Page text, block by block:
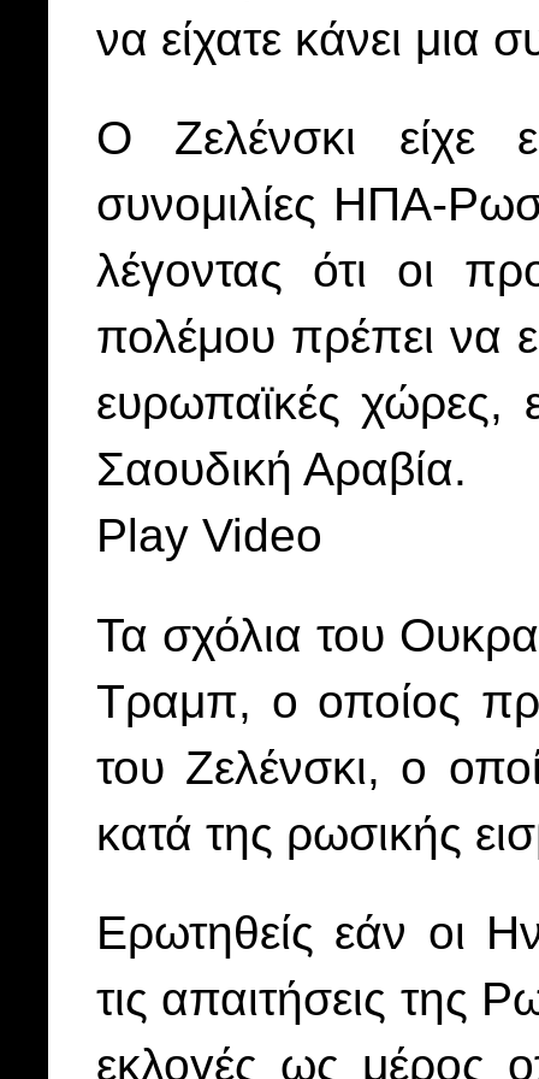
να είχατε κάνει μια
Ο Ζελένσκι είχε
συνομιλίες ΗΠΑ-
λέγοντας ότι οι
πολέμου πρέπει να
ευρωπαϊκές χώρες,
Σαουδική Αραβία.
Play Video
Τα σχόλια του
Τραμπ, ο οποίος
του Ζελένσκι, ο
κατά της ρωσικής
Ερωτηθείς εάν οι
τις απαιτήσεις της
εκλογές ως μέρος